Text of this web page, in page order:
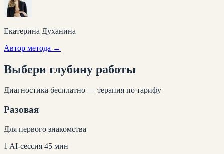
Екатерина Духанина
Автор метода →
Выбери глубину работы
Диагностика бесплатно — терапия по тарифу
Разовая
Для первого знакомства
1 AI-сессия 45 мин